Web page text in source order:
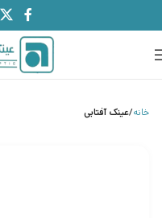
خانه عینک آفتابی